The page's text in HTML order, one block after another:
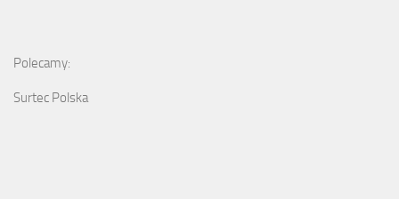
Polecamy:
Surtec Polska